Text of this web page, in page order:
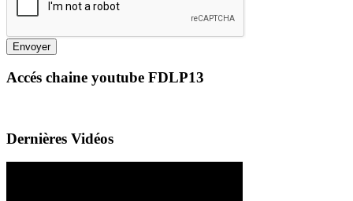
Envoyer
Accés chaine youtube FDLP13
Dernières Vidéos